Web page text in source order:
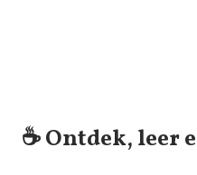
☕️ Ontdek, leer